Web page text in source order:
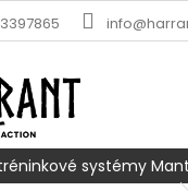
systémy